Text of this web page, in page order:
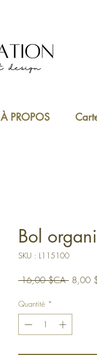
À PROPOS
Bol
SKU : L115100
16,00 $CA Prix
8,00
Quantité *